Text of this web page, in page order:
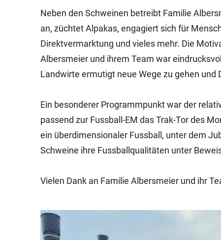
Neben den Schweinen betreibt Familie
an, züchtet Alpakas, engagiert sich für
Direktvermarktung und vieles mehr. Die
Albersmeier und ihrem Team war
Landwirte ermutigt neue Wege zu gehen und
Ein besonderer Programmpunkt war der
passend zur Fussball-EM das Trak-Tor des
ein überdimensionaler Fussball, unter dem
Schweine ihre Fussballqualitäten unter
Vielen Dank an Familie Albersmeier und ihr